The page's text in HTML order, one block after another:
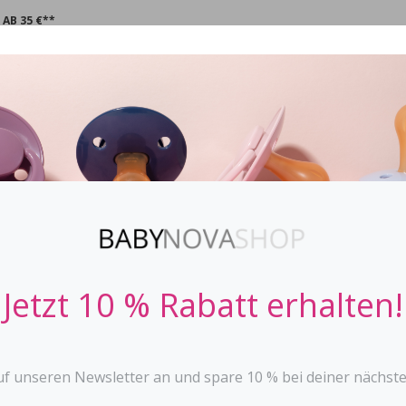
AB 35 €**
STOPPi BABYFLASCHEN
Beißstern Gelb
weiches und flexibles
massiert sanft das
mit fünf
Jetzt 10 % Rabatt erhalten!
unseren Newsletter an und spare 10 % bei deiner